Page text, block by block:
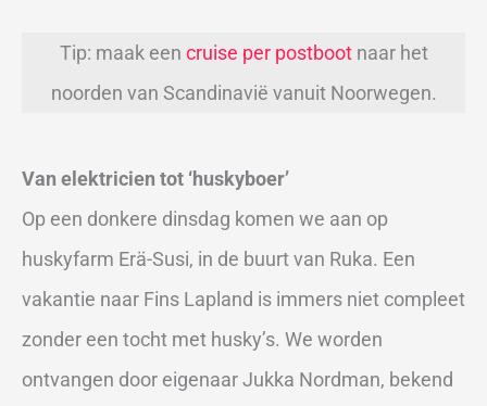
Tip: maak een cruise per postbootnaar het
noorden van Scandinavië vanuit Noorwegen.
Van elektricien tot ‘huskyboer’
Op een donkere dinsdag komen we aan op
huskyfarm Erä-Susi, in de buurt van Ruka. Een
vakantie naar Fins Lapland is immers niet compleet
zonder een tocht met husky’s. We worden
ontvangen door eigenaar Jukka Nordman, bekend